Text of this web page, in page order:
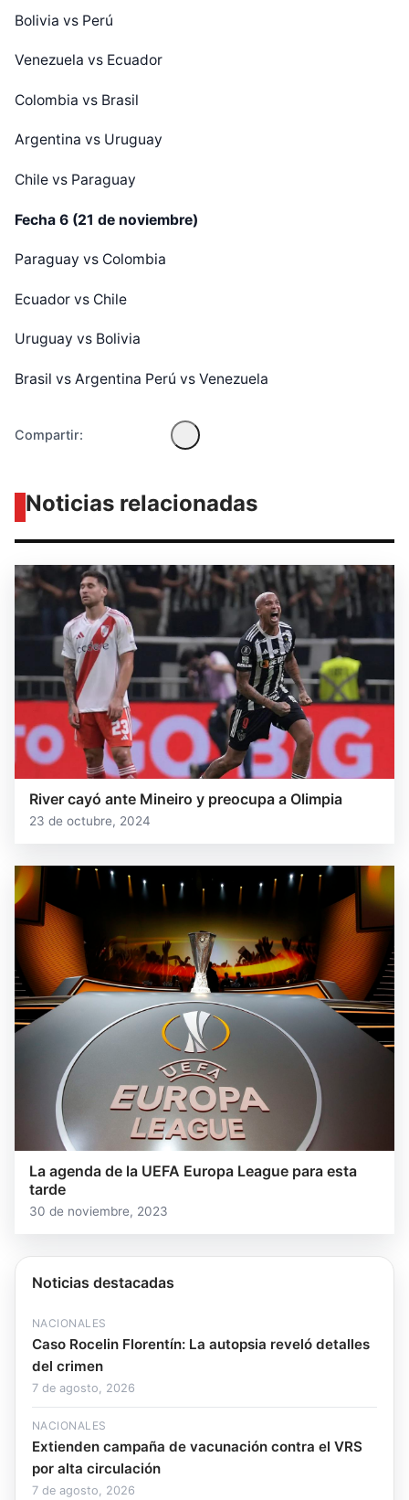
Bolivia vs Perú
Venezuela vs Ecuador
Colombia vs Brasil
Argentina vs Uruguay
Chile vs Paraguay
Fecha 6 (21 de noviembre)
Paraguay vs Colombia
Ecuador vs Chile
Uruguay vs Bolivia
Brasil vs Argentina Perú vs Venezuela
Compartir:
Noticias relacionadas
River cayó ante Mineiro y preocupa a Olimpia
23 de octubre, 2024
La agenda de la UEFA Europa League para esta
tarde
30 de noviembre, 2023
Noticias destacadas
NACIONALES
Caso Rocelin Florentín: La autopsia reveló detalles
del crimen
7 de agosto, 2026
NACIONALES
Extienden campaña de vacunación contra el VRS
por alta circulación
7 de agosto, 2026